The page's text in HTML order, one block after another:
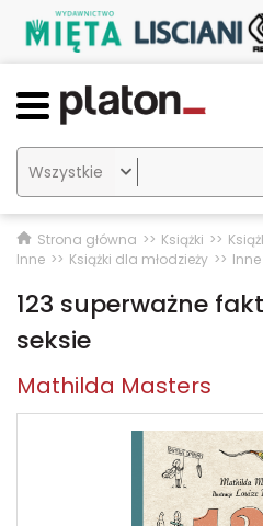

Strona główna Książki
Inne
Książki dla młodzieży Inne
123 superważne
seksie
Mathilda Masters